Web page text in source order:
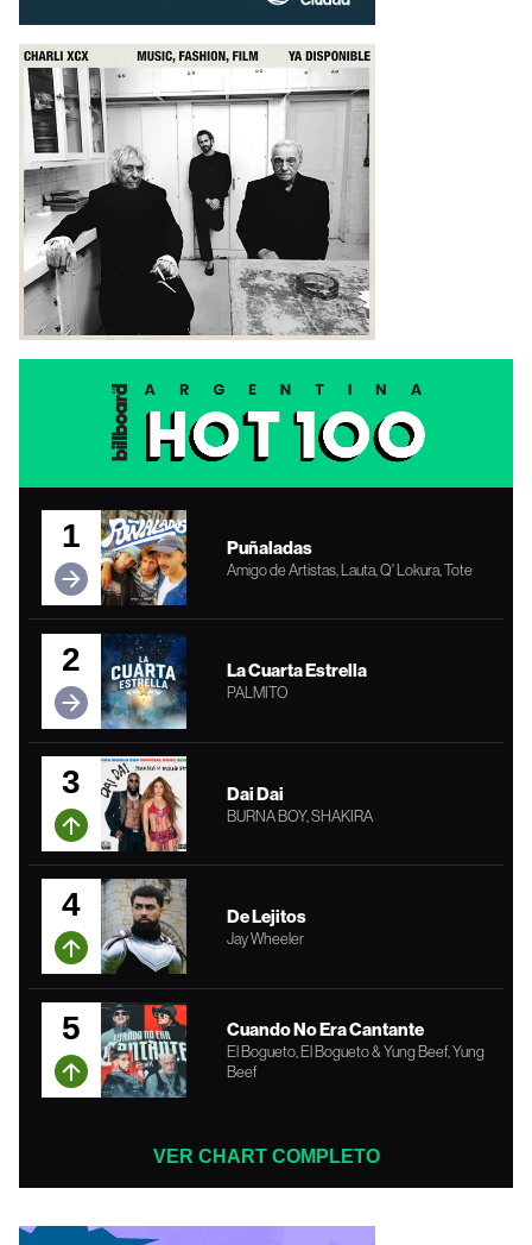
1 Puñaladas
Amigo de Artistas, Lauta, Q' Lokura, Tote
2 La Cuarta Estrella
PALMITO
3 Dai Dai
BURNA BOY, SHAKIRA
4 De Lejitos
Jay Wheeler
5 Cuando No Era Cantante
El Bogueto, El Bogueto & Yung Beef, Yung
Beef
VER CHART COMPLETO